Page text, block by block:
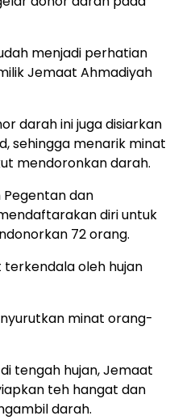
menjadi perhatian
Jemaat Ahmadiyah
darah ini juga disiarkan
sehingga menarik minat
mendoronkan darah.
Pegentan dan
diri untuk
72 orang.
oleh hujan
minat orang-
tengah hujan, Jemaat
teh hangat dan
darah.